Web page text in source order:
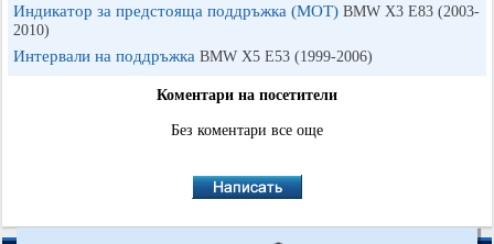
Индикатор за предстояща поддръжка (MOT) BMW X3 Е83 (2003-
2010)
Интервали на поддръжка BMW X5 E53 (1999-2006)
Коментари на посетители
Без коментари все още